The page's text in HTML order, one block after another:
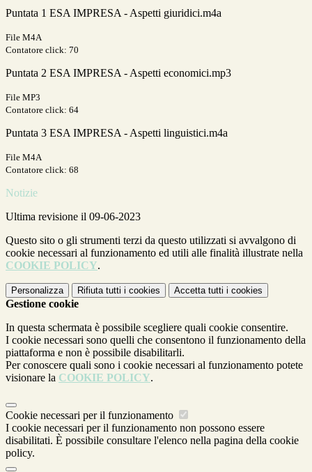
Puntata 1 ESA IMPRESA - Aspetti giuridici.m4a
File M4A
Contatore click: 70
Puntata 2 ESA IMPRESA - Aspetti economici.mp3
File MP3
Contatore click: 64
Puntata 3 ESA IMPRESA - Aspetti linguistici.m4a
File M4A
Contatore click: 68
Notizie
Ultima revisione il 09-06-2023
Questo sito o gli strumenti terzi da questo utilizzati si avvalgono di
cookie necessari al funzionamento ed utili alle finalità illustrate nella
COOKIE POLICY.
Personalizza Rifiuta tutti i cookies Accetta tutti i cookies
Gestione cookie
In questa schermata è possibile scegliere quali cookie consentire.
I cookie necessari sono quelli che consentono il funzionamento della
piattaforma e non è possibile disabilitarli.
Per conoscere quali sono i cookie necessari al funzionamento potete
visionare la COOKIE POLICY.
Cookie necessari per il funzionamento
I cookie necessari per il funzionamento non possono essere
disabilitati. È possibile consultare l'elenco nella pagina della cookie
policy.